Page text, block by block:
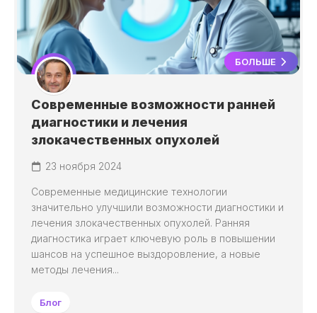
БОЛЬШЕ
Современные возможности ранней
диагностики и лечения
злокачественных опухолей
23 ноября 2024
Современные медицинские технологии
значительно улучшили возможности диагностики и
лечения злокачественных опухолей. Ранняя
диагностика играет ключевую роль в повышении
шансов на успешное выздоровление, а новые
методы лечения...
Блог